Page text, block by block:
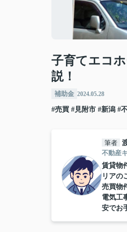
子育てエコ
説！
補助金 2024.05.28
#売買 #見附市 #新潟 #
筆者
不動産
賃貸物
リアの
売買物
電気工
安でお